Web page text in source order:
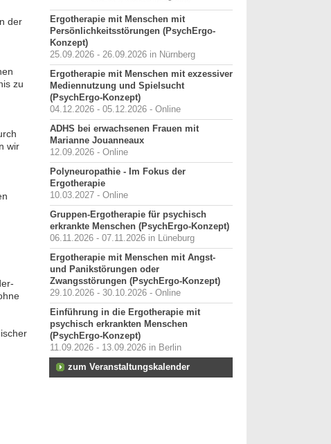
der
zu
wir
Ergotherapie mit Menschen mit
Persönlichkeitsstörungen (PsychErgo-
Konzept)
25.09.2026 - 26.09.2026 in Nürnberg
Ergotherapie mit Menschen mit exzessiver
Mediennutzung und Spielsucht
(PsychErgo-Konzept)
04.12.2026 - 05.12.2026 - Online
ADHS bei erwachsenen Frauen mit
Marianne Jouanneaux
12.09.2026 - Online
Polyneuropathie - Im Fokus der
Ergotherapie
10.03.2027 - Online
Gruppen-Ergotherapie für psychisch
erkrankte Menschen (PsychErgo-Konzept)
06.11.2026 - 07.11.2026 in Lüneburg
Ergotherapie mit Menschen mit Angst-
und Panikstörungen oder
Zwangsstörungen (PsychErgo-Konzept)
29.10.2026 - 30.10.2026 - Online
Einführung in die Ergotherapie mit
psychisch erkrankten Menschen
(PsychErgo-Konzept)
11.09.2026 - 13.09.2026 in Berlin
zum Veranstaltungskalender